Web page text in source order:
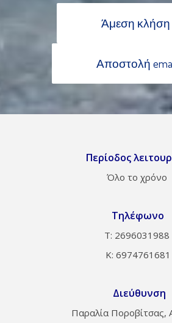
Άμεση κλήση
Αποστολή
Περίοδος
Όλο το χρόνο
Τηλέφωνο
Τ: 2696031988
Κ: 6974761681
Διεύθυνση
Παραλία Ποροβίτσας,